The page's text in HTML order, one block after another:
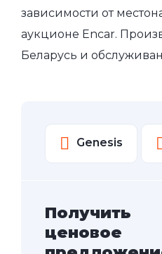
зависимости от
аукционе Encar.
Беларусь и
Genesis
Получить
ценовое